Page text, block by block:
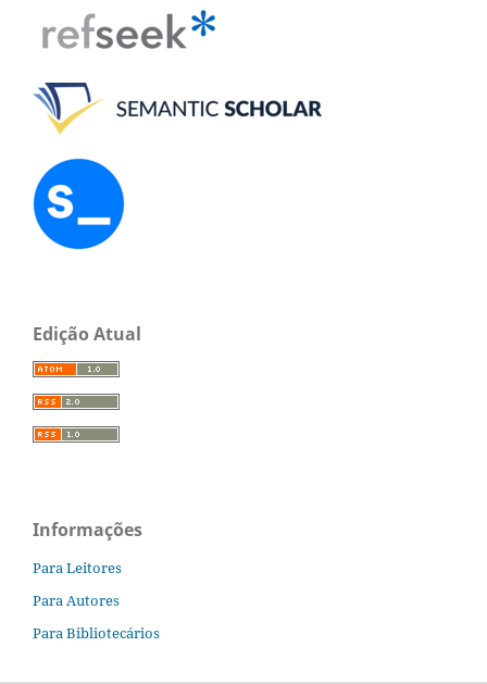
Edição Atual
Informações
Para Leitores
Para Autores
Para Bibliotecários